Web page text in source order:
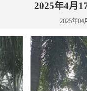
2025年4月
2025年04